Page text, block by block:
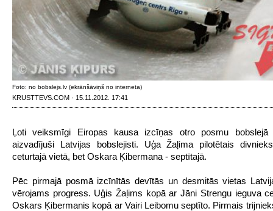
Foto: no bobslejs.lv (ekrānšāviņš no interneta)
KRUSTTEVS.COM · 15.11.2012. 17:41
Ļoti veiksmīgi Eiropas kausa izcīņas otro posmu bobslejā
aizvadījuši Latvijas bobslejisti. Uģa Žaļima pilotētais
ceturtajā vietā, bet Oskara Ķibermana - septītajā.
Pēc pirmajā posmā izcīnītās devītās un desmitās vietas
vērojams progress. Uģis Žaļims kopā ar Jāni Strengu ieguva
Oskars Ķibermanis kopā ar Vairi Leibomu septīto. Pirmais